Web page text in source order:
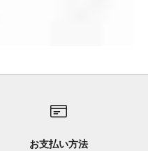
お支払い方法